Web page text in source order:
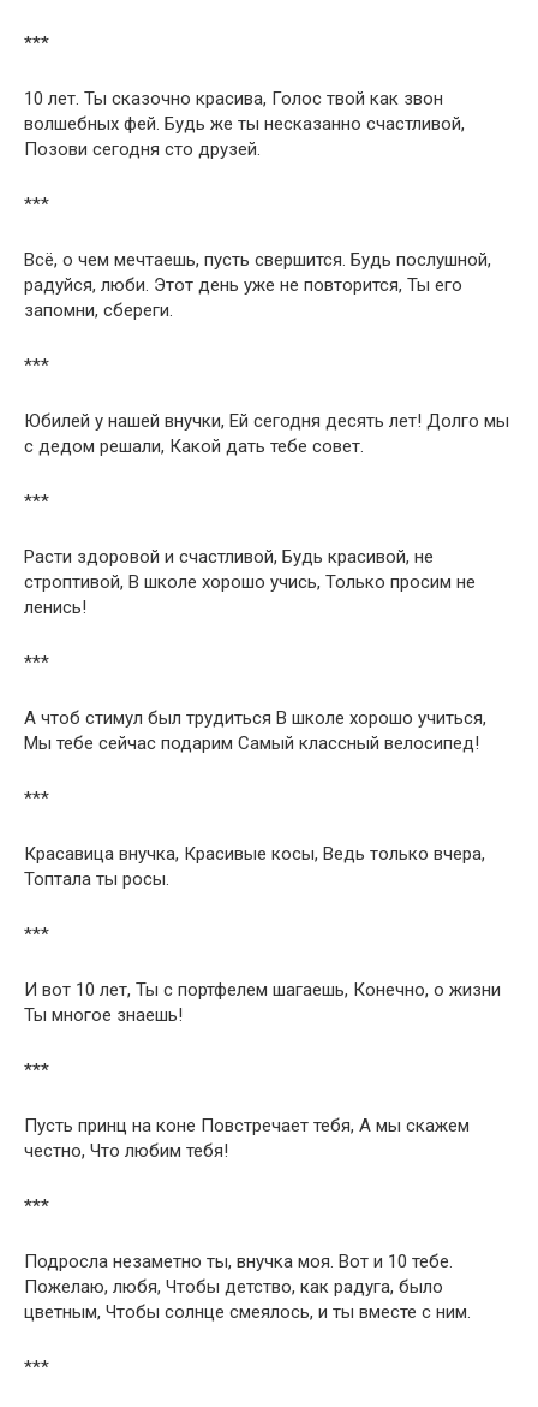
***
10 лет. Ты сказочно красива, Голос твой как звон
волшебных фей. Будь же ты несказанно счастливой,
Позови сегодня сто друзей.
***
Всё, о чем мечтаешь, пусть свершится. Будь послушной,
радуйся, люби. Этот день уже не повторится, Ты его
запомни, сбереги.
***
Юбилей у нашей внучки, Ей сегодня десять лет! Долго мы
с дедом решали, Какой дать тебе совет.
***
Расти здоровой и счастливой, Будь красивой, не
строптивой, В школе хорошо учись, Только просим не
ленись!
***
А чтоб стимул был трудиться В школе хорошо учиться,
Мы тебе сейчас подарим Самый классный велосипед!
***
Красавица внучка, Красивые косы, Ведь только вчера,
Топтала ты росы.
***
И вот 10 лет, Ты с портфелем шагаешь, Конечно, о жизни
Ты многое знаешь!
***
Пусть принц на коне Повстречает тебя, А мы скажем
честно, Что любим тебя!
***
Подросла незаметно ты, внучка моя. Вот и 10 тебе.
Пожелаю, любя, Чтобы детство, как радуга, было
цветным, Чтобы солнце смеялось, и ты вместе с ним.
***